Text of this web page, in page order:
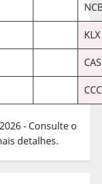
- Consulte o
detalhes.